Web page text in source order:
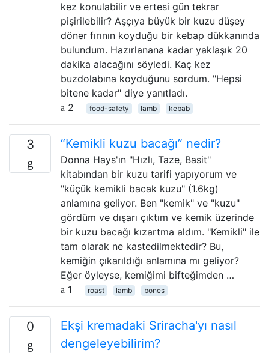
kez konulabilir ve ertesi gün tekrar
pişirilebilir? Aşçıya büyük bir kuzu düşey
döner fırının koyduğu bir kebap dükkanında
bulundum. Hazırlanana kadar yaklaşık 20
dakika alacağını söyledi. Kaç kez
buzdolabına koyduğunu sordum. "Hepsi
bitene kadar" diye yanıtladı.
2
food-safety lamb kebab
3 “Kemikli kuzu bacağı” nedir?
Donna Hays'ın "Hızlı, Taze, Basit"
kitabından bir kuzu tarifi yapıyorum ve
"küçük kemikli bacak kuzu" (1.6kg)
anlamına geliyor. Ben "kemik" ve "kuzu"
gördüm ve dışarı çıktım ve kemik üzerinde
bir kuzu bacağı kızartma aldım. "Kemikli" ile
tam olarak ne kastedilmektedir? Bu,
kemiğin çıkarıldığı anlamına mı geliyor?
Eğer öyleyse, kemiğimi bifteğimden …
1
roast lamb bones
0
Ekşi kremadaki Sriracha'yı nasıl
dengeleyebilirim?